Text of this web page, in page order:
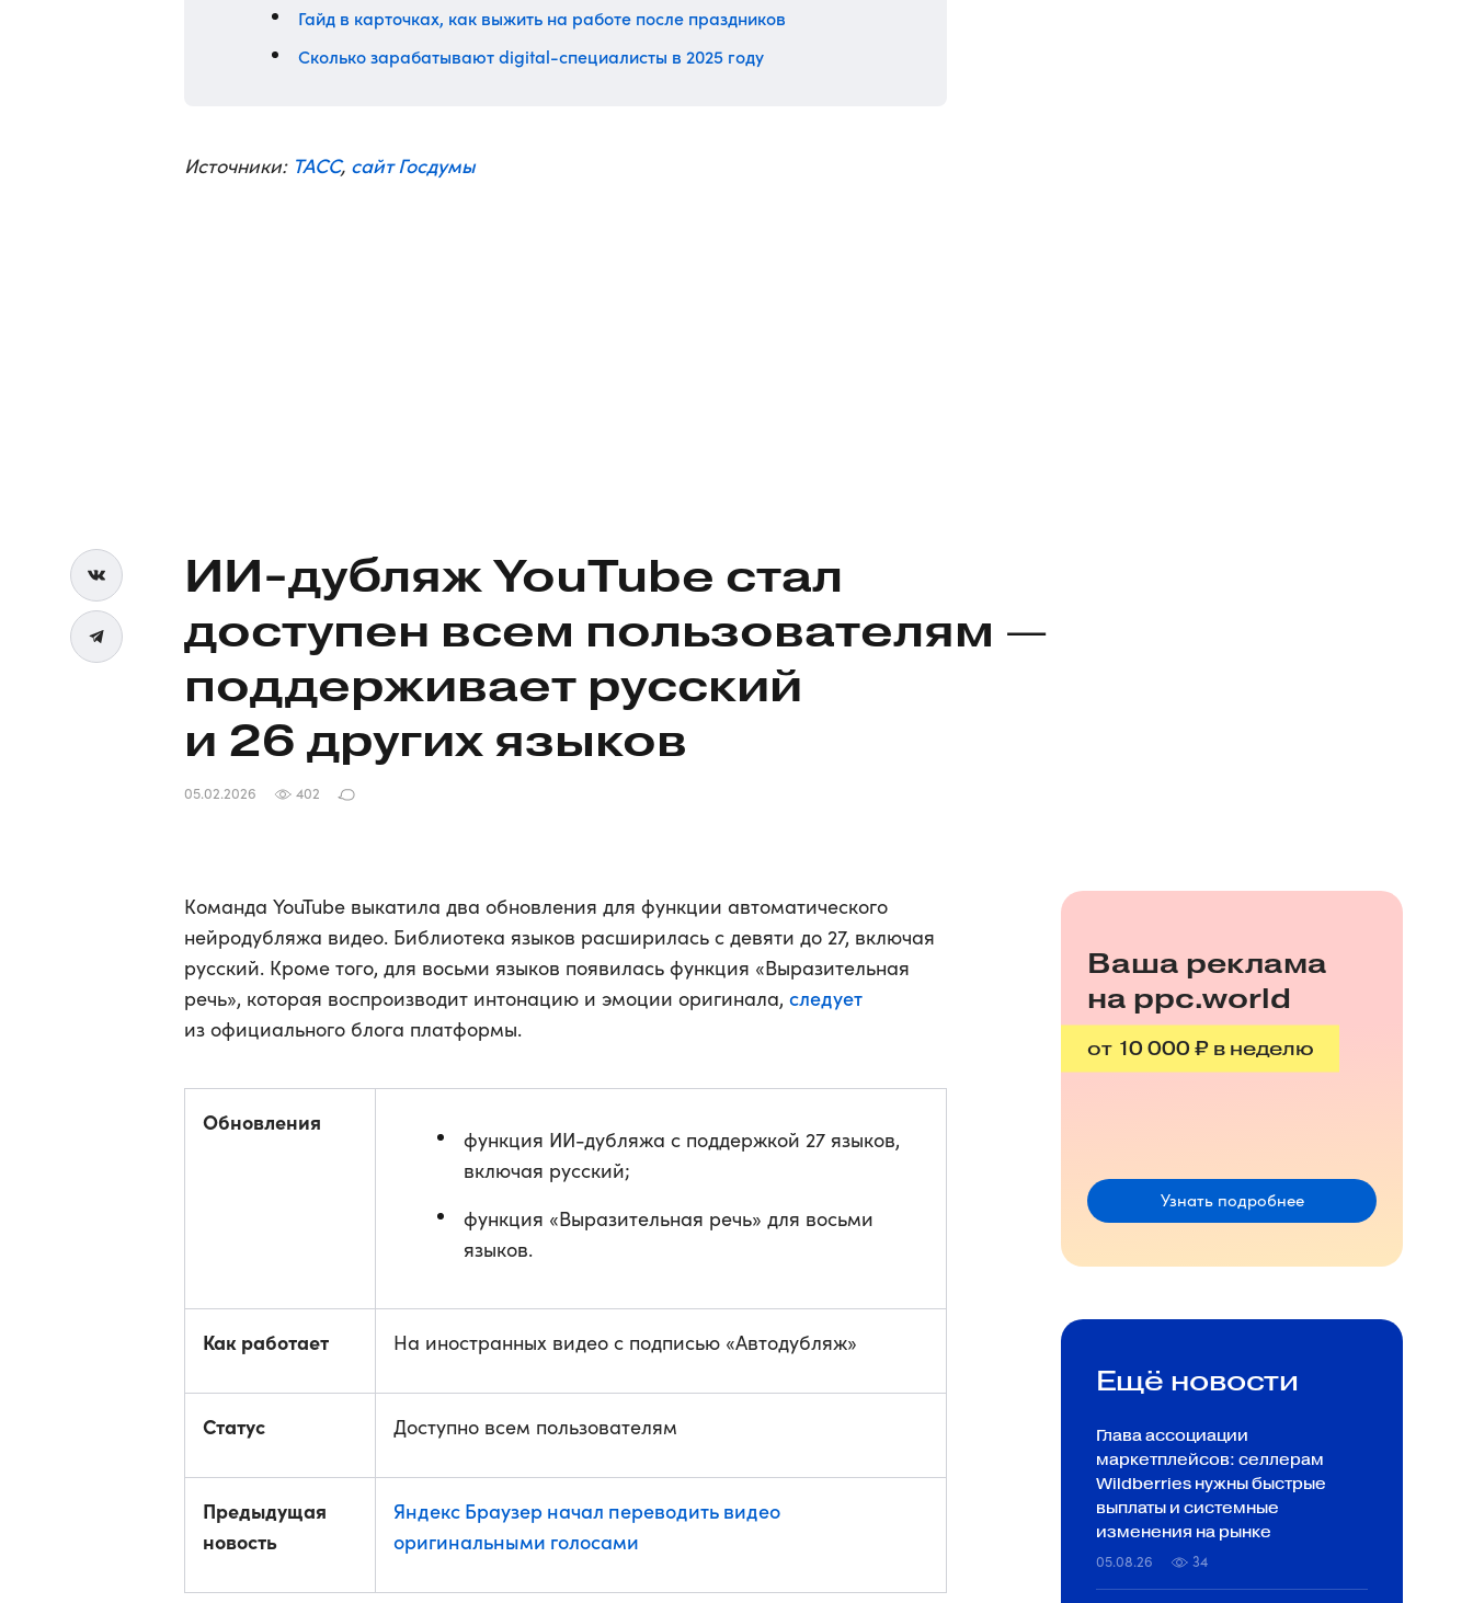
Гайд в карточках, как выжить на работе после праздников
Сколько зарабатывают digital-специалисты в 2025 году
Источники: ТАСС, сайт Госдумы
ИИ-дубляжYouTube стал
доступен всем пользователям —
поддерживает русский
и 26 других языков
05.02.2026 402
Команда YouTube выкатила два обновления для функции автоматического
нейродубляжа видео. Библиотека языков расширилась с девяти до 27, включая
русский. Кроме того, для восьми языков появилась функция «Выразительная
речь», которая воспроизводит интонацию и эмоции оригинала, следует
из официального блога платформы.
Обновления
функция ИИ-дубляжа с поддержкой 27 языков,
включая русский;
функция «Выразительная речь» для восьми
языков.
Как работает На иностранных видео с подписью «Автодубляж»
Статус Доступно всем пользователям
Предыдущая
новость
Яндекс Браузер начал переводить видео
оригинальными голосами
Ваша реклама
на ppc.world
от 10 000 ₽ в неделю
Узнать подробнее
Ещё новости
Глава ассоциации
маркетплейсов: селлерам
Wildberries нужны быстрые
выплаты и системные
изменения на рынке
05.08.26 34